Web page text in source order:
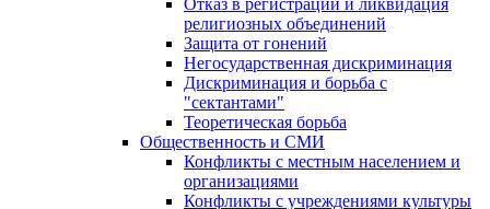
Отказ в регистрации и ликвидация
религиозных объединений
Защита от гонений
Негосударственная дискриминация
Дискриминация и борьба с
"сектантами"
Теоретическая борьба
Общественность и СМИ
Конфликты с местным населением и
организациями
Конфликты с учреждениями культуры